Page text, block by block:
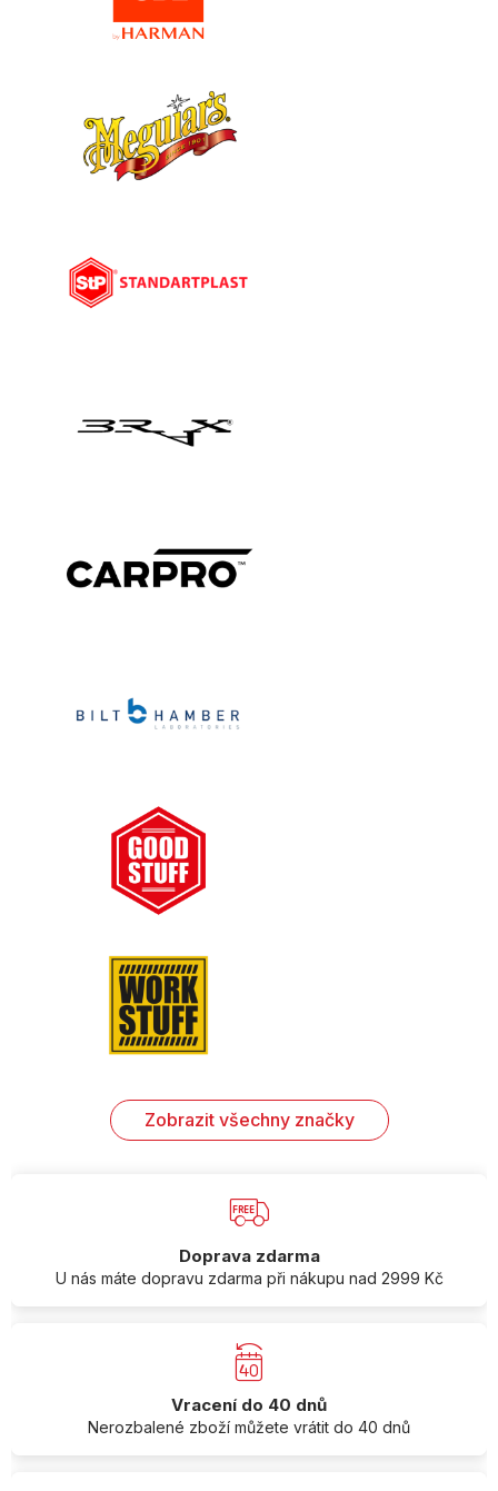
Zobrazit všechny značky
Doprava zdarma
U nás máte dopravu zdarma při nákupu nad 2999 Kč
Vracení do 40 dnů
Nerozbalené zboží můžete vrátit do 40 dnů